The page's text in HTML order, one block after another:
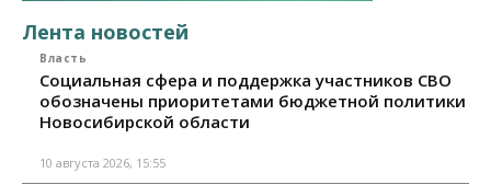
Лента новостей
Власть
Социальная сфера и поддержка участников СВО
обозначены приоритетами бюджетной политики
Новосибирской области
10 августа 2026, 15:55